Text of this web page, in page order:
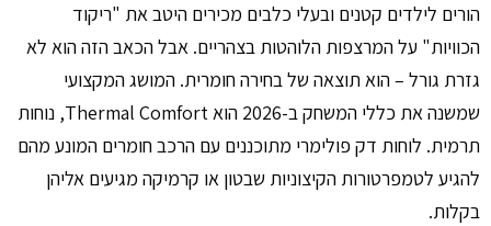
הורים לילדים קטנים ובעלי כלבים מכירים היטב את "ריקוד
הכוויות" על המרצפות הלוהטות בצהריים. אבל הכאב הזה הוא לא
גזרת גורל – הוא תוצאה של בחירה חומרית. המושג המקצועי
שמשנה את כללי המשחק ב-2026 הוא Thermal Comfort, נוחות
תרמית. לוחות דק פולימרי מתוכננים עם הרכב חומרים המונע מהם
להגיע לטמפרטורות הקיצוניות שבטון או קרמיקה מגיעים אליהן
בקלות.